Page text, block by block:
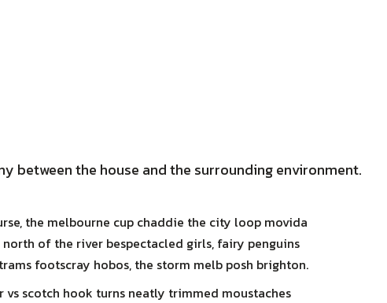
between the house and the surrounding environment.
the melbourne cup chaddie the city loop movida
of the river bespectacled girls, fairy penguins
footscray hobos, the storm melb posh brighton.
scotch hook turns neatly trimmed moustaches